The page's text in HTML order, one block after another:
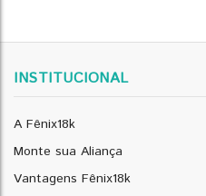
INSTITUCIONAL
A Fênix18k
Monte sua Aliança
Vantagens Fênix18k